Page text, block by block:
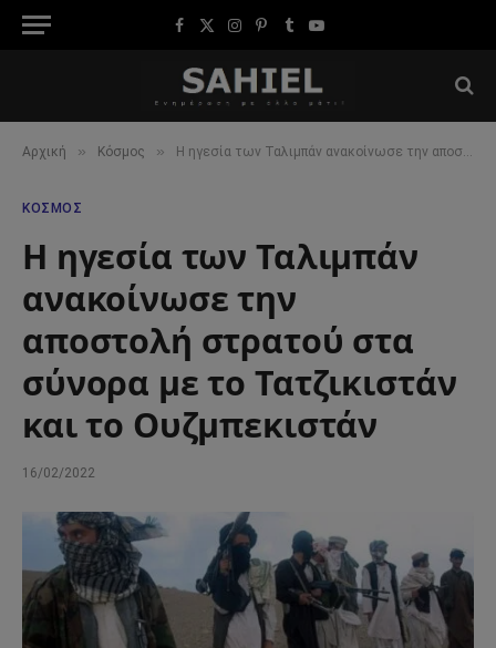
Facebook
X
Instagram
Pinterest
TumblrYouTube
Αρχική » Κόσμος » Η ηγεσία των Ταλιμπάν ανακοίνωσε την αποστολή στρατού στα σύνορα με το Τατζικιστάν και το Ουζμπεκιστάν
ΚΌΣΜΟΣ
Η ηγεσία των Ταλιμπάν
ανακοίνωσε την
αποστολή στρατού στα
σύνορα με το Τατζικιστάν
και το Ουζμπεκιστάν
16/02/2022